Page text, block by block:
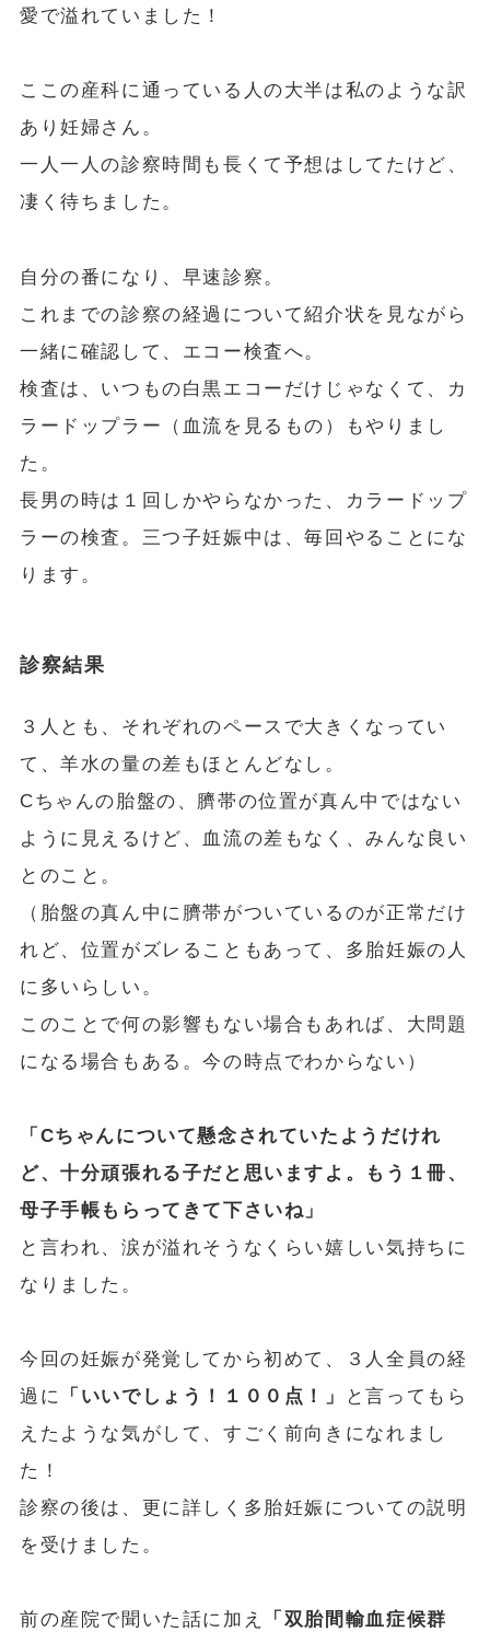
愛で溢れていました！
ここの産科に通っている人の大半は私のような訳
あり妊婦さん。
一人一人の診察時間も長くて予想はしてたけど、
凄く待ちました。
自分の番になり、早速診察。
これまでの診察の経過について紹介状を見ながら
一緒に確認して、エコー検査へ。
検査は、いつもの白黒エコーだけじゃなくて、カ
ラードップラー（血流を見るもの）もやりまし
た。
長男の時は１回しかやらなかった、カラードップ
ラーの検査。三つ子妊娠中は、毎回やることにな
ります。
診察結果
３人とも、それぞれのペースで大きくなってい
て、羊水の量の差もほとんどなし。
Cちゃんの胎盤の、臍帯の位置が真ん中ではない
ように見えるけど、血流の差もなく、みんな良い
とのこと。
（胎盤の真ん中に臍帯がついているのが正常だけ
れど、位置がズレることもあって、多胎妊娠の人
に多いらしい。
このことで何の影響もない場合もあれば、大問題
になる場合もある。今の時点でわからない）
「Cちゃんについて懸念されていたようだけれ
ど、十分頑張れる子だと思いますよ。もう１冊、
母子手帳もらってきて下さいね」
と言われ、涙が溢れそうなくらい嬉しい気持ちに
なりました。
今回の妊娠が発覚してから初めて、３人全員の経
過に
「いいでしょう！１００点！」
と言ってもら
えたような気がして、すごく前向きになれまし
た！
診察の後は、更に詳しく多胎妊娠についての説明
を受けました。
前の産院で聞いた話に加え
「双胎間輸血症候群